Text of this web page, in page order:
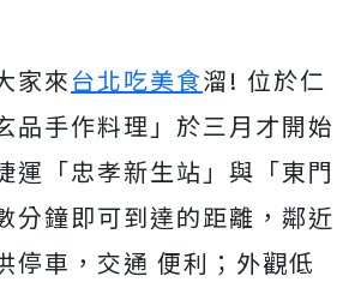
家來台北吃美食溜! 位於仁
品手作料理」於三月才開始
運「忠孝新生站」與「東門
分鐘即可到達的距離，鄰近
停車，交通 便利；外觀低